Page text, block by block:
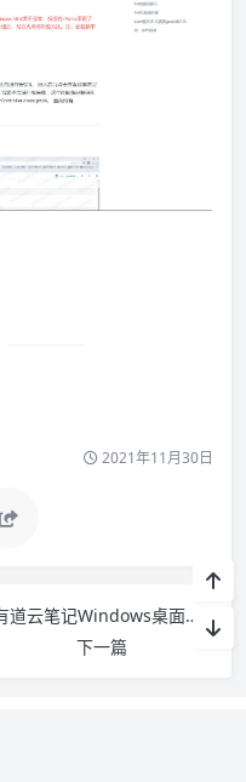
2021年11月30日
有道云笔记Windows桌面版去左下角广告方法
下一篇